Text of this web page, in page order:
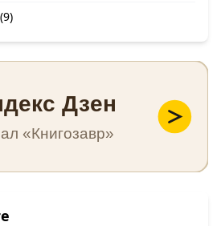
(9)
Дзен
«Книгозавр»